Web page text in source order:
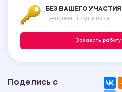
БЕЗ ВАШЕГО УЧАСТИЯ
делаем "под ключ"
Заказать работу
Поделись с